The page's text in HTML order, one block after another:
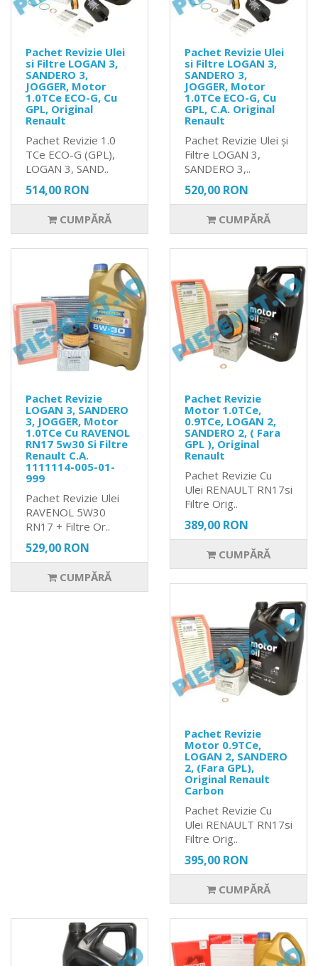
Pachet Revizie Ulei
si Filtre LOGAN 3,
SANDERO 3,
JOGGER, Motor
1.0TCe ECO-G, Cu
GPL, Original
Renault
Pachet Revizie 1.0
TCe ECO-G (GPL),
LOGAN 3, SAND..
514,00 RON
CUMPĂRĂ
Pachet Revizie Ulei
si Filtre LOGAN 3,
SANDERO 3,
JOGGER, Motor
1.0TCe ECO-G, Cu
GPL, C.A. Original
Renault
Pachet Revizie Ulei și
Filtre LOGAN 3,
SANDERO 3,..
520,00 RON
CUMPĂRĂ
Pachet Revizie
LOGAN 3, SANDERO
3, JOGGER, Motor
1.0TCe Cu RAVENOL
RN17 5w30 Si Filtre
Renault C.A.
1111114-005-01-
999
Pachet Revizie Ulei
RAVENOL 5W30
RN17 + Filtre Or..
529,00 RON
CUMPĂRĂ
Pachet Revizie
Motor 1.0TCe,
0.9TCe, LOGAN 2,
SANDERO 2, ( Fara
GPL ), Original
Renault
Pachet Revizie Cu
Ulei RENAULT RN17si
Filtre Orig..
389,00 RON
CUMPĂRĂ
Pachet Revizie
Motor 0.9TCe,
LOGAN 2, SANDERO
2, (Fara GPL),
Original Renault
Carbon
Pachet Revizie Cu
Ulei RENAULT RN17si
Filtre Orig..
395,00 RON
CUMPĂRĂ